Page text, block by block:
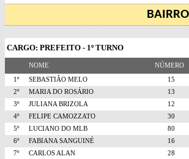
CARGO: PREFEITO - 1º TURNO
NOME NÚMERO
1º SEBASTIÃO MELO 15
2º
MARIA DO ROSÁRIO 13
3º
JULIANA BRIZOLA 12
4º
FELIPE CAMOZZATO 30
5º
LUCIANO DO MLB 80
6º
FABIANA SANGUINÉ 16
7º
CARLOS ALAN 28